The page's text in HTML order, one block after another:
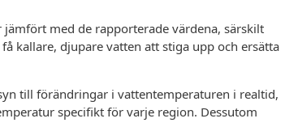
med de rapporterade värdena, särskilt
kallare, djupare vatten att stiga upp och ersätta
till förändringar i vattentemperaturen i realtid,
specifikt för varje region. Dessutom